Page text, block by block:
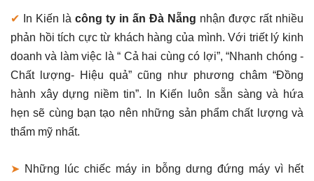
✔ In Kiến là công ty in ấn Đà Nẵng nhận được rất nhiều
phản hồi tích cực từ khách hàng của mình. Với triết lý kinh
doanh và làm việc là “ Cả hai cùng có lợi”, “Nhanh chóng -
Chất lượng- Hiệu quả” cũng như phương châm “Đồng
hành xây dựng niềm tin”. In Kiến luôn sẵn sàng và hứa
hẹn sẽ cùng bạn tạo nên những sản phẩm chất lượng và
thẩm mỹ nhất.
➤ Những lúc chiếc máy in bỗng dưng đứng máy vì hết